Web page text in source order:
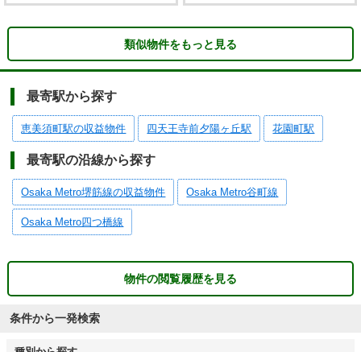
類似物件をもっと見る
最寄駅から探す
恵美須町駅の収益物件 四天王寺前夕陽ヶ丘駅 花園町駅
最寄駅の沿線から探す
Osaka Metro堺筋線の収益物件 Osaka Metro谷町線
Osaka Metro四つ橋線
物件の閲覧履歴を見る
条件から一発検索